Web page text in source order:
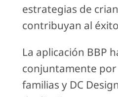
estrategias de
contribuyan al
La aplicación BBP
conjuntamente
familias y DC